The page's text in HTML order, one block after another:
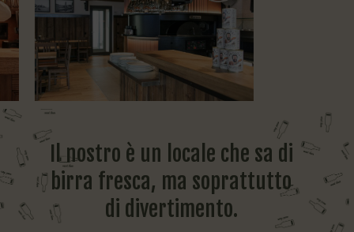
Il nostro è un locale che sa di
birra fresca, ma soprattutto
di divertimento.